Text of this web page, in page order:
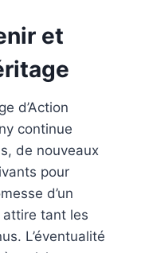
et
d’Action
continue
de nouveaux
pour
d’un
tant les
L’éventualité